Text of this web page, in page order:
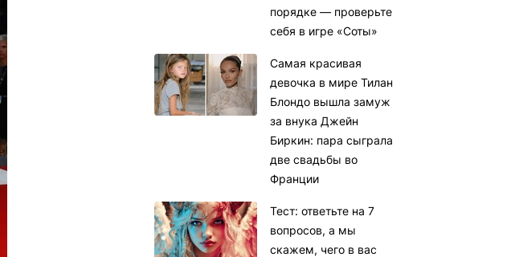
порядке — проверьте
себя в игре «Соты»
Самая красивая
девочка в мире Тилан
Блондо вышла замуж
за внука Джейн
Биркин: пара сыграла
две свадьбы во
Франции
Тест: ответьте на 7
вопросов, а мы
скажем, чего в вас